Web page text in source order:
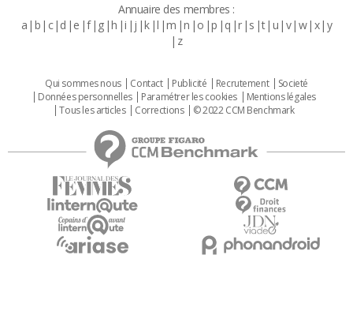
Annuaire des membres :
a b c d e f g h i j k l m n o p q r s t u v w x y
z
Qui sommes nous Contact Publicité Recrutement
Societé
Données personnelles
Paramétrer les cookies
Mentions légales
Tous les articles
Corrections © 2022 CCM Benchmark